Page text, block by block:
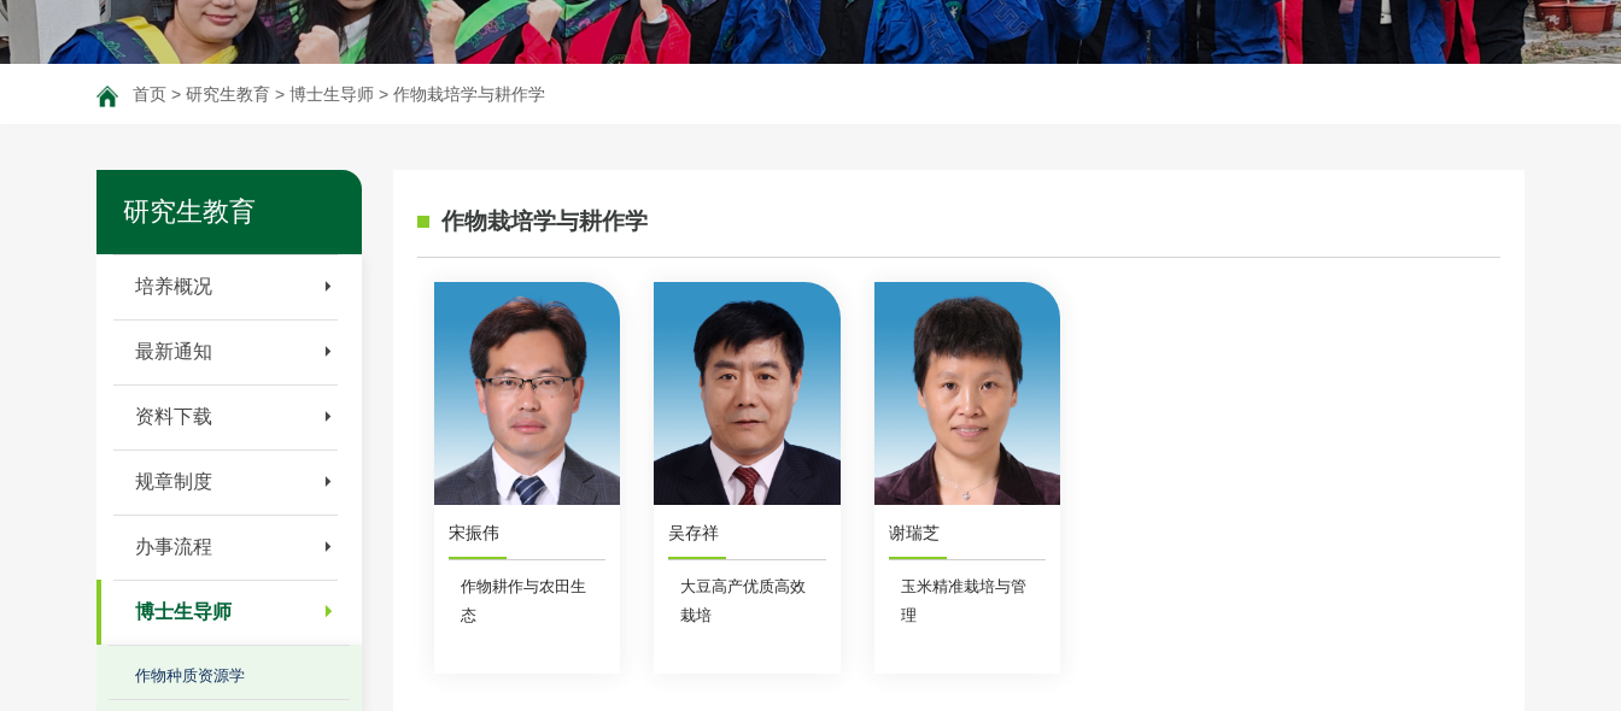
首页 > 研究生教育 > 博士生导师 > 作物栽培学与耕作学
研究生教育
培养概况
最新通知
资料下载
规章制度
办事流程
博士生导师
作物种质资源学
作物栽培学与耕作学
宋振伟
作物耕作与农田生
态
吴存祥
大豆高产优质高效
栽培
谢瑞芝
玉米精准栽培与管
理